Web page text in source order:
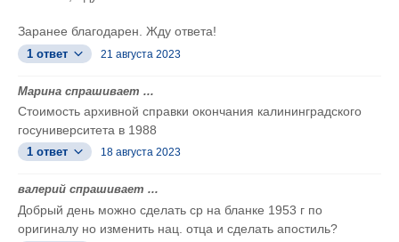
Заранее благодарен. Жду ответа!
1 ответ 21 августа 2023
Марина спрашивает ...
Стоимость архивной справки окончания калининградского
госуниверситета в 1988
1 ответ 18 августа 2023
валерий спрашивает ...
Добрый день можно сделать ср на бланке 1953 г по
оригиналу но изменить нац. отца и сделать апостиль?